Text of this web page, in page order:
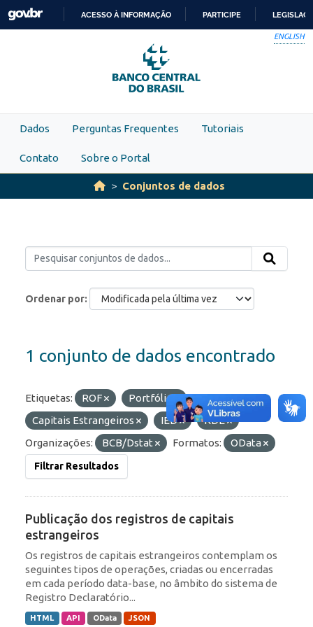
Skip to main content
PARA
O
CONTEÚDO
ACESSO À INFORMAÇÃO PARTICIPE
ENGLISH
Dados Perguntas Frequentes Tutoriais
Contato Sobre o Portal
Conjuntos de dados
Ordenar por
1 conjunto de dados encontrado
Etiquetas: ROF
Portfólio
Capitais Estrangeiros
IED
RDE
Organizações:
BCB/Dstat Formatos: OData
Filtrar Resultados
Publicação dos registros de capitais
estrangeiros
Os registros de capitais estrangeiros contemplam os
seguintes tipos de operações, criadas ou encerradas
em cada período data-base, no âmbito do sistema de
Registro Declaratório...
HTML API OData JSON